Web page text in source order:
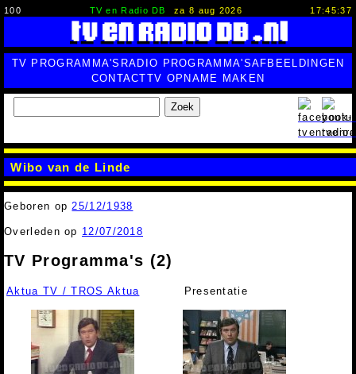
100 TV en Radio DB za 8 aug 2026 17:45:38
TV PROGRAMMA'S RADIO PROGRAMMA'SAFBEELDINGEN
CONTACTTV OPNAME MAKEN
Zoek
Wibo van de Linde
Geboren op25/12/1938
Overleden op 12/07/2018
TV Programma's (2)
Aktua TV / TROS Aktua Presentatie